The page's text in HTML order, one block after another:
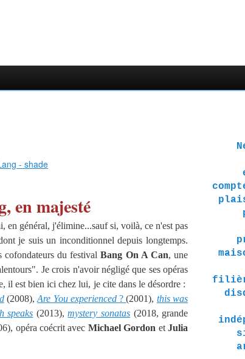
en majesté
général, j'élimine...sauf si, voilà, ce n'est pas
je suis un inconditionnel depuis longtemps.
cofondateurs du festivalBang On A Can, une
Je crois n'avoir négligé que ses opéras
il est bien ici chez lui, je cite dans le désordre :
(2008),Are You experienced?(2001), this was
speaks (2013),mystery sonatas (2018, grande
opéra coécrit avec Michael Gordon etJulia
Ne